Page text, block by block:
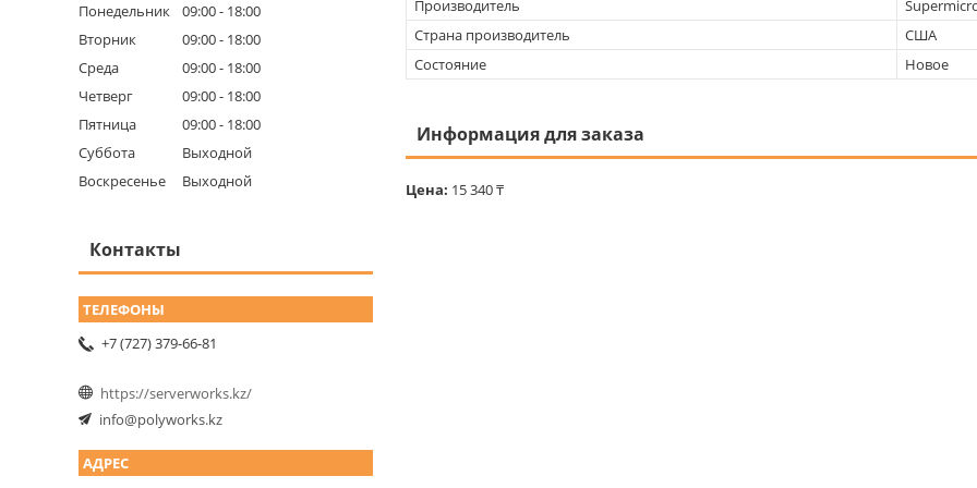
Производитель
Страна производитель
США
Состояние
Новое
Информация для заказа
Цена: 15 340 ₸
Понедельник 09:00
18:00
Вторник
09:00
18:00
Среда
09:00
18:00
Четверг
09:00
18:00
Пятница
09:00
18:00
Суббота
Выходной
Воскресенье
Выходной
Контакты
+7 (727) 379-66-81
https://serverworks.kz/
info@polyworks.kz